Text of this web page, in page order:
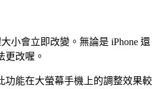
小會立即改變。無論是 iPhone 還
更改喔。
功能在大螢幕手機上的調整效果較